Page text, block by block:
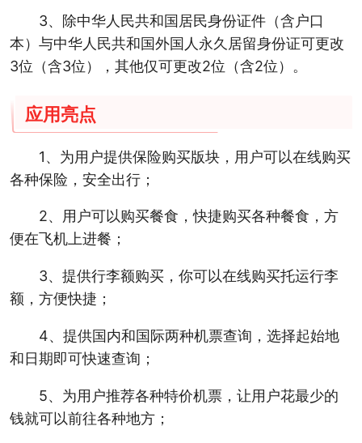
3、除中华人民共和国居民身份证件（含户口
本）与中华人民共和国外国人永久居留身份证可更改
3位（含3位），其他仅可更改2位（含2位）。
应用亮点
1、为用户提供保险购买版块，用户可以在线购买
各种保险，安全出行；
2、用户可以购买餐食，快捷购买各种餐食，方
便在飞机上进餐；
3、提供行李额购买，你可以在线购买托运行李
额，方便快捷；
4、提供国内和国际两种机票查询，选择起始地
和日期即可快速查询；
5、为用户推荐各种特价机票，让用户花最少的
钱就可以前往各种地方；